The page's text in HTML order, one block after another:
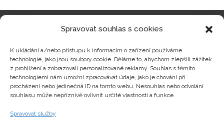
Spravovat souhlas s cookies
K ukládání a/nebo přístupu k informacím o zařízení používáme
technologie, jako jsou soubory cookie. Děláme to, abychom zlepšili zážitek
z prohlížení a zobrazovali personalizované reklamy. Souhlas s těmito
technologiemi nám umožní zpracovávat údaje, jako je chování při
procházení nebo jedinečná ID na tomto webu. Nesouhlas nebo odvolání
souhlasu může nepříznivě ovlivnit určité vlastnosti a funkce.
Spravovat služby
Zajímavosti